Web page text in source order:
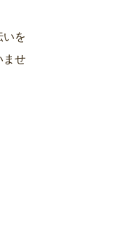
を
ませ